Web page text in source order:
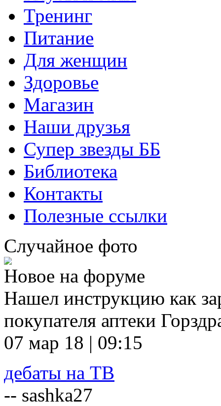
Тренинг
Питание
Для женщин
Здоровье
Магазин
Наши друзья
Супер звезды ББ
Библиотека
Контакты
Полезные ссылки
Случайное фото
Новое на форуме
Нашел инструкцию как
покупателя аптеки
07 мар 18 | 09:15
дебаты на ТВ
-- sashka27